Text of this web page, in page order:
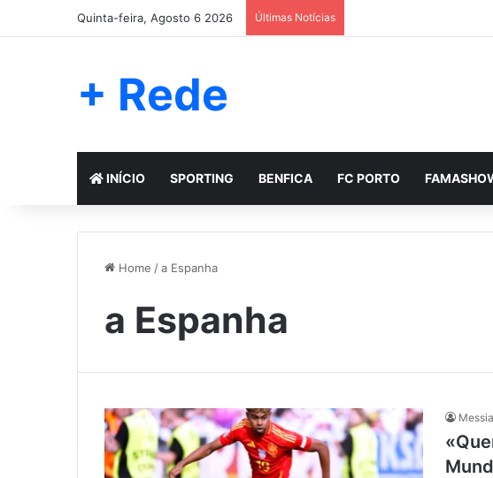
Quinta-feira, Agosto 6 2026 Últimas Notícias
+ Rede
INÍCIO SPORTING BENFICA FC PORTO
Home /a Espanha
a Espanha